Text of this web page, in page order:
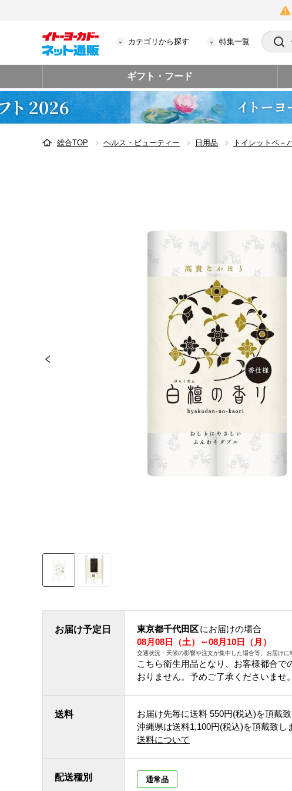
カテゴリから探す 特集一覧
ギフト・フード
総合TOP ヘルス・ビューティー 日用品 トイレットペ－
お届け予定日 東京都千代田区にお届けの場合
08月08日（土）～08月10日（月）
交通状況・天候の影響や注文が集中した場合等、お届けに
こちら衛生用品となり、お客様都合で
おりません。予めご了承くださいませ。
送料 お届け先毎に送料 550円(税込)を頂戴致
沖縄県は送料1,100円(税込)を頂戴致し
送料について
配送種別 通常品